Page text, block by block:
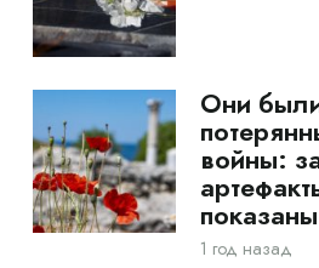
Они
войны:
1 год назад